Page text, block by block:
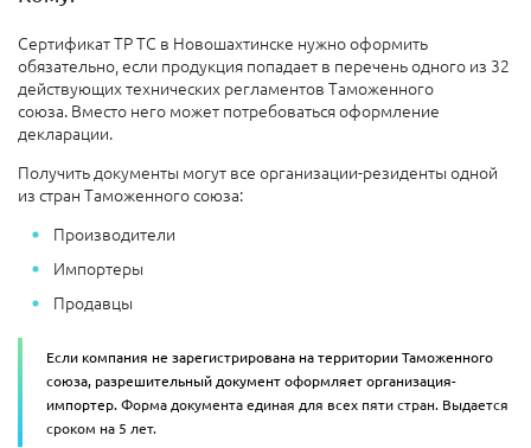
Сертификат ТР ТС в Новошахтинске нужно оформить
обязательно, если продукция попадает в перечень одного из 32
действующих технических регламентов Таможенного
союза. Вместо него может потребоваться оформление
декларации.
Получить документы могут все организации-резиденты одной
из стран Таможенного союза:
Производители
Импортеры
Продавцы
Если компания не зарегистрирована на территории Таможенного
союза, разрешительный документ оформляет организация-
импортер.Форма документа единая для всех пяти стран. Выдается
сроком на 5 лет.